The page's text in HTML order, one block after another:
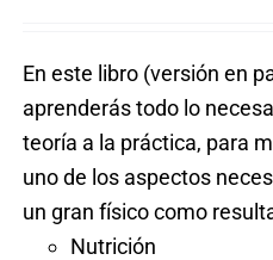
En este libro (versión en
aprenderás todo lo
teoría a la práctica, para
uno de los aspectos
un gran físico como
Nutrición